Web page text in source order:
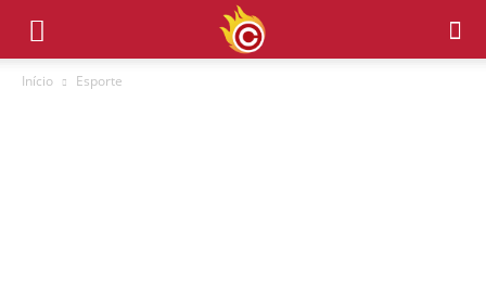
Início Esporte